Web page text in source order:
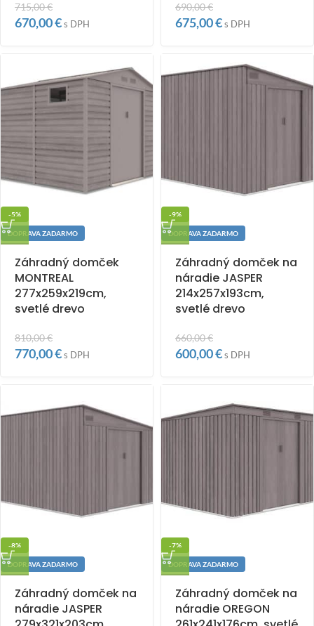
715,00€
670,00€s DPH
690,00€
675,00€s DPH
-5%
DOPRAVA ZADARMO
Záhradný domček
MONTREAL
277x259x219cm,
svetlé drevo
810,00€
770,00€s DPH
-9%
DOPRAVA ZADARMO
Záhradný domček na
náradie JASPER
214x257x193cm,
svetlé drevo
660,00€
600,00€s DPH
-8%
DOPRAVA ZADARMO
Záhradný domček na
náradie JASPER
-7%
DOPRAVA ZADARMO
Záhradný domček na
náradie OREGON